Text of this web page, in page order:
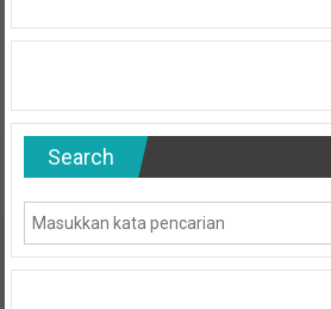
Search